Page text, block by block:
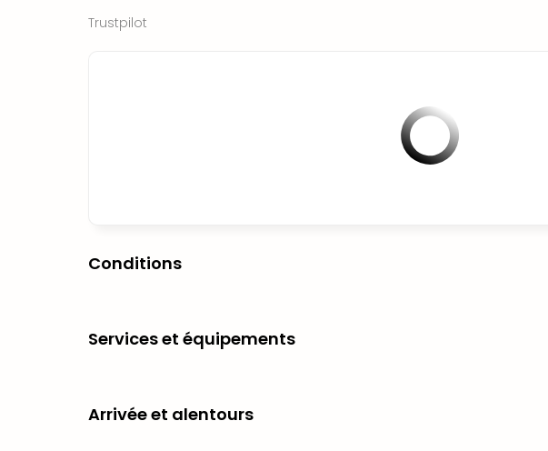
Trustpilot
Conditions
Services et équipements
Arrivée et alentours